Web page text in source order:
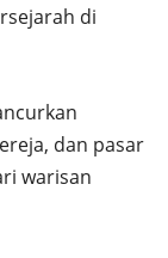
di
dan pasar
warisan